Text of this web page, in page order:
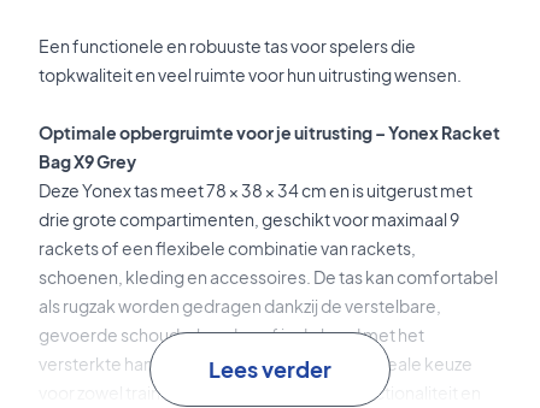
Een functionele en robuuste tas voor spelers die
topkwaliteit en veel ruimte voor hun uitrusting wensen.
Optimale opbergruimte voor je uitrusting – Yonex Racket
Bag X9 Grey
Deze Yonex tas meet 78 × 38 × 34 cm en is uitgerust met
drie grote compartimenten, geschikt voor maximaal 9
rackets of een flexibele combinatie van rackets,
schoenen, kleding en accessoires. De tas kan comfortabel
als rugzak worden gedragen dankzij de verstelbare,
gevoerde schouderbanden of in de hand met het
versterkte handvat aan de bovenkant. Een ideale keuze
voor zowel training als toernooien, waar functionaliteit en
Lees verder